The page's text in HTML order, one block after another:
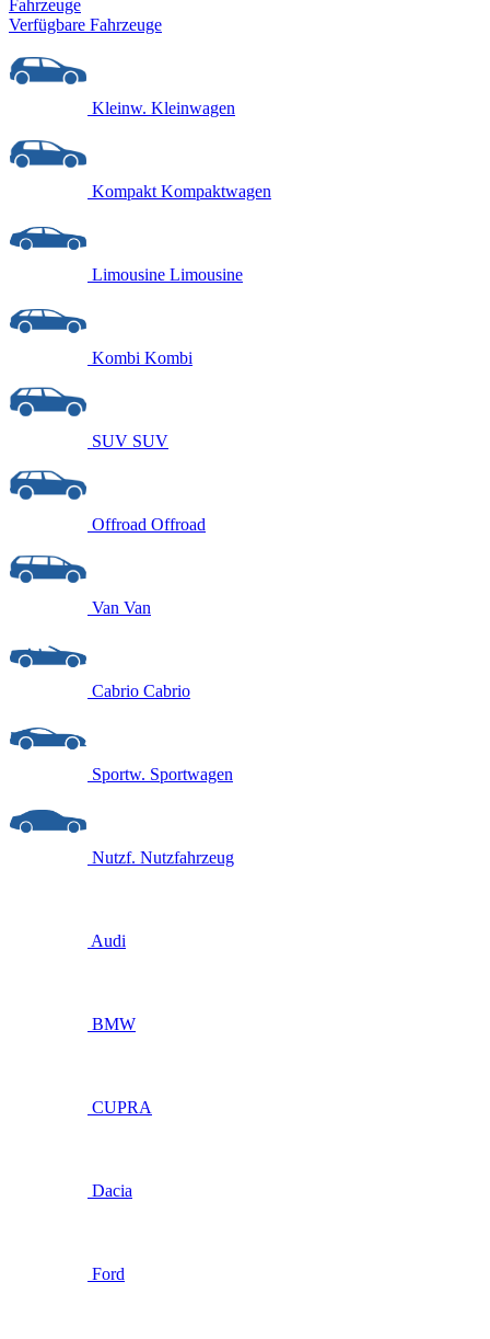
Fahrzeuge
Verfügbare Fahrzeuge
Kleinw. Kleinwagen
Kompakt Kompaktwagen
Limousine Limousine
Kombi Kombi
SUV SUV
Offroad Offroad
Van Van
Cabrio Cabrio
Sportw. Sportwagen
Nutzf. Nutzfahrzeug
Audi
BMW
CUPRA
Dacia
Ford